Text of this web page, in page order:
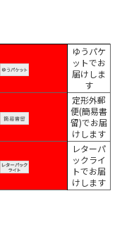
ゆうパケ
ットでお
届けしま
す
定形外郵
便(簡易書
留)でお届
けします
レターパ
ックライ
トでお届
けします